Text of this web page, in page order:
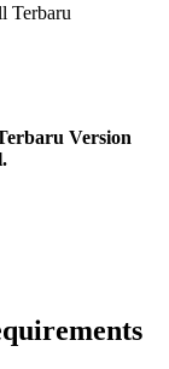
Version